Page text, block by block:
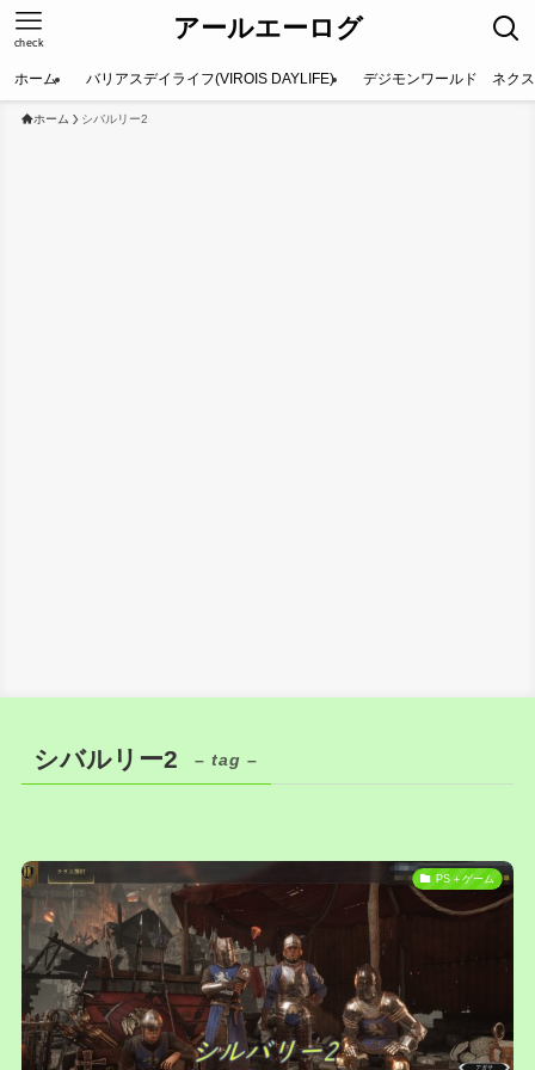
アールエーログ
check
ホーム バリアスデイライフ(VIROIS DAYLIFE) デジモンワールド ネク
ホーム シバルリー2
シバルリー2 – tag –
PS＋ゲーム